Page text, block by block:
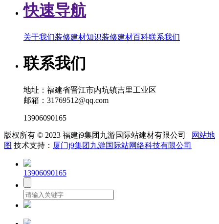
快速导航
关于我们装修建材知识装修建材百科联系我们
联系我们
地址：福建省晋江市内坑镇吉里工业区
邮箱：31769512@qq.com
13906090165
版权所有 © 2023 福建j9集团九游国际站建材有限公司
网站地
图 技术支持： 厦门j9集团九游国际站网络科技有限公司
13906090165